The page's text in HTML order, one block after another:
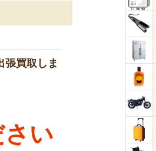
張買取しま
い